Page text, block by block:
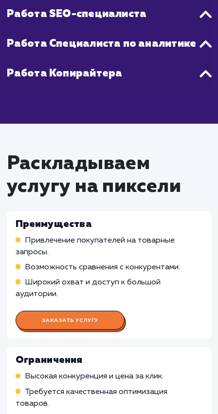
стабильное повышение продаж, как
на Яндекс Маркете.
Что входит в стоимость
настройки Яндекс
Маркета
Работа Специалиста по
рекламе
Подготовка и запуск рекламных кампаний в
Яндекс.Директ, связанных с Яндекс Маркет
Мониторинг и оптимизация кампаний,
управление ставками, анализ конверсии
Работа Специалиста по работе с
Яндекс Маркетом
Работа SEO-специалиста